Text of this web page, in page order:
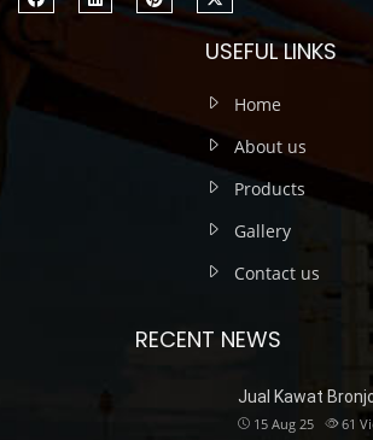
USEFUL LINKS
Home
About us
Products
Gallery
Contact us
RECENT NEWS
Jual Kawat
15 Aug 25 61